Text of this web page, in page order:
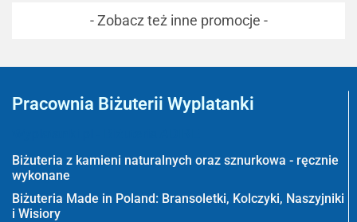
- Zobacz też inne promocje -
Pracownia Biżuterii Wyplatanki
Biżuteria z kamieni naturalnych oraz sznurkowa - ręcznie
wykonane
Biżuteria Made in Poland: Bransoletki, Kolczyki, Naszyjniki
i Wisiory